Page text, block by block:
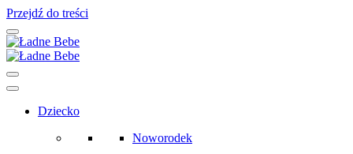
Przejdź do treści
Main
Navigation
Dziecko
Noworodek